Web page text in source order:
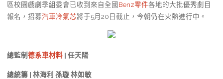
區校園戲劇季組委會已收到來自全國Benz零件各地的大批優秀劇目
報名，招募汽車冷氣芯將于5月20日截止，今朝仍在火熱進行中。
總監制德系車材料| 任天陽
總統籌 | 林海利 孫璇 林如敏